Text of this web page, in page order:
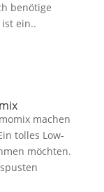
benötige
ein..
machen
tolles Low-
möchten.